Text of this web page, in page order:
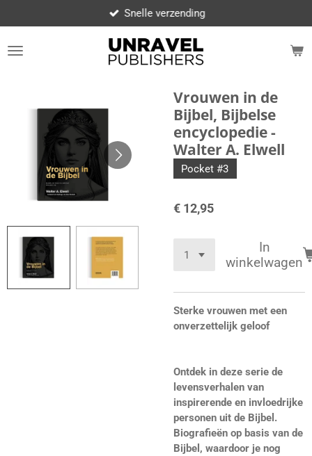
direct
naar
de
Snelle verzending
Vrouwen in de
Bijbel, Bijbelse
encyclopedie -
Walter A. Elwell
Pocket #3
€ 12,95
In
winkelwagen
Sterke vrouwen met een
onverzettelijk geloof
Ontdek in deze serie de
levensverhalen van
inspirerende en invloedrijke
personen uit de Bijbel.
Biografieën op basis van de
Bijbel, waardoor je nog